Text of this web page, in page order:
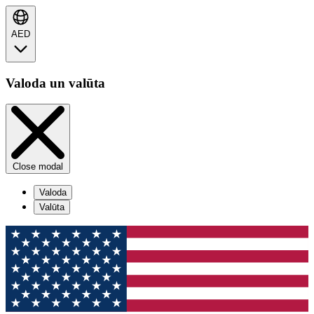
AED
Valoda un valūta
Close modal
Valoda
Valūta